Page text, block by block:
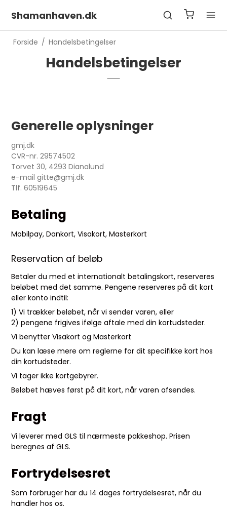
Shamanhaven.dk
Forside / Handelsbetingelser
Handelsbetingelser
Generelle oplysninger
gmj.dk
CVR-nr. 29574502
Torvet 30, 4293 Dianalund
e-mail gitte@gmj.dk
Tlf. 60519645
Betaling
Mobilpay, Dankort, Visakort, Masterkort
Reservation af beløb
Betaler du med et internationalt betalingskort, reserveres
beløbet med det samme. Pengene reserveres på dit kort
eller konto indtil:
1) Vi trækker beløbet, når vi sender varen, eller
2) pengene frigives ifølge aftale med din kortudsteder.
Vi benytter Visakort og Masterkort
Du kan læse mere om reglerne for dit specifikke kort hos
din kortudsteder.
Vi tager ikke kortgebyrer.
Beløbet hæves først på dit kort, når varen afsendes.
Fragt
Vi leverer med GLS til nærmeste pakkeshop. Prisen
beregnes af GLS.
Fortrydelsesret
Som forbruger har du 14 dages fortrydelsesret, når du
handler hos os.